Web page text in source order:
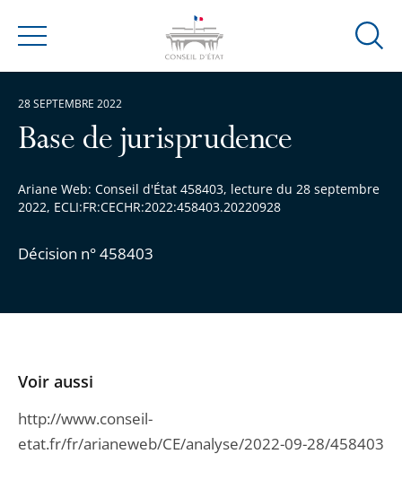
Menu
Ouvrir
Base de jurisprudence
Ariane Web: Conseil d'État 458403, lecture du 28 septembre
2022, ECLI:FR:CECHR:2022:458403.20220928
Décision n° 458403
28 SEPTEMBRE 2022
Voir aussi
http://www.conseil-
etat.fr/fr/arianeweb/CE/analyse/2022-09-28/458403